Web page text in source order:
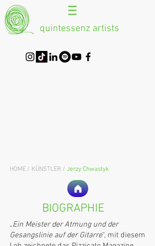
quintessenz artists
KÜNSTLER /
HOME / Jerzy Chwastyk
BIOGRAPHIE
„Ein Meister der Atmung und der
Gesangslinie auf der Gitarre“, mit diesem